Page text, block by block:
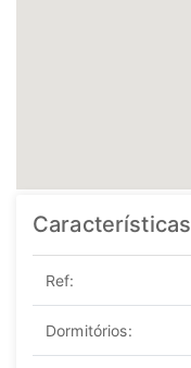
Características
Ref:
Dormitórios: